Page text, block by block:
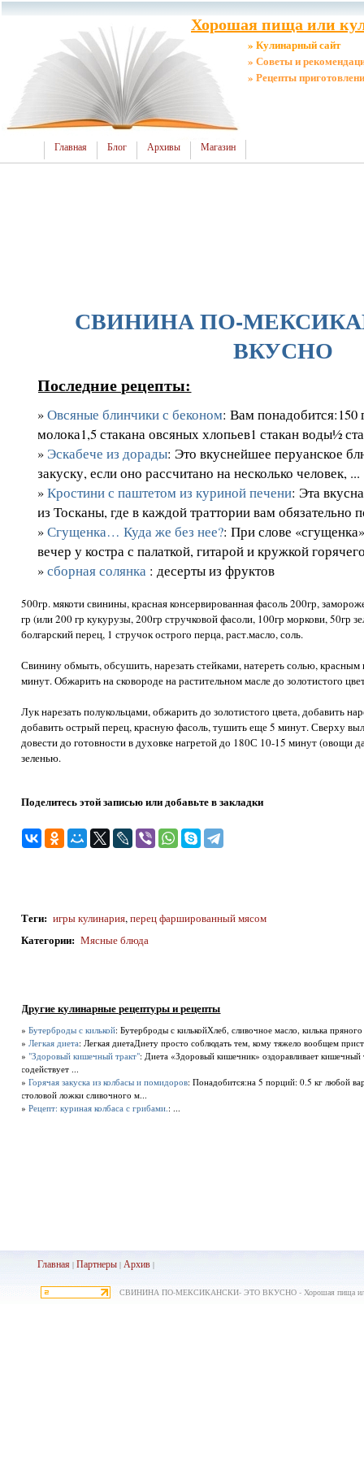
Хорошая пища или
» Кулинарный сайт
» Советы и
» Рецепты
Главная Блог Архивы Магазин
СВИНИНА ПО-
ВКУСНО
Последние рецепты:
»Овсяные блинчики с беконом: Вам понадобится:150
молока1,5 стакана овсяных хлопьев1 стакан воды½
» Эскабече из дорады: Это вкуснейшее перуанское
закуску, если оно рассчитано на несколько человек, ...
»Кростини с паштетом из куриной печени: Эта
из Тосканы, где в каждой траттории вам обязательно
»Сгущенка… Куда же без нее?: При слове
вечер у костра с палаткой, гитарой и кружкой
»сборная солянка : десерты из фруктов
500гр. мякоти свинины, красная консервированная фасоль 200гр,
гр (или 200 гр кукурузы, 200гр стручковой фасоли, 100гр моркови, 50гр
болгарский перец, 1 стручок острого перца, раст.масло, соль.
Свинину обмыть, обсушить, нарезать стейками, натереть солью,
минут. Обжарить на сковороде на растительном масле до золотистого
Лук нарезать полукольцами, обжарить до золотистого цвета, добавить
добавить острый перец, красную фасоль, тушить еще 5 минут. Сверху
довести до готовности в духовке нагретой до 180С 10-15 минут (овощи
зеленью.
Поделитесь этой записью или добавьте в закладки
Теги: игры кулинария,перец фаршированный мясом
Категории: Мясные блюда
Другие кулинарные рецептуры и рецепты
»Бутерброды с килькой: Бутерброды с килькойХлеб, сливочное масло, килька
»Легкая диета: Легкая диетаДиету просто соблюдать тем, кому тяжело вообщем
» "Здоровый кишечный тракт": Диета «Здоровый кишечник» оздоравливает кишечный
содействует ...
»Горячая закуска из колбасы и помидоров: Понадобится:на 5 порций: 0.5 кг любой
столовой ложки сливочного м...
»Рецепт: куриная колбаса с грибами. : ...
Главная |Партнеры |Архив |
СВИНИНА ПО-МЕКСИКАНСКИ- ЭТО ВКУСНО - Хорошая пища или